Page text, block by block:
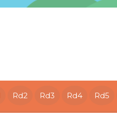
Rd2 Rd3 Rd4 Rd5